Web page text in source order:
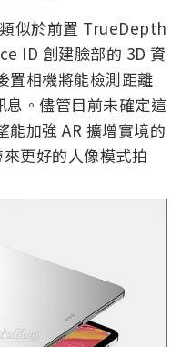
似於前置 TrueDepth
ID 創建臉部的 3D 資
置相機將能檢測距離
。儘管目前未確定這
能加強 AR 擴增實境的
更好的人像模式拍